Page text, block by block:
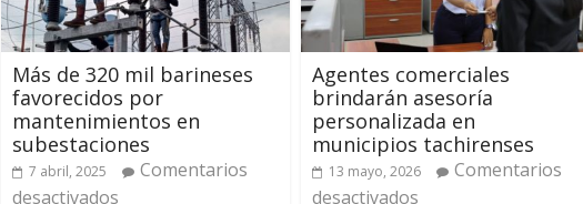
Más de 320 mil barineses
favorecidos por
mantenimientos en
subestaciones
7 abril, 2025
Comentarios
desactivados
Agentes comerciales
brindarán asesoría
personalizada en
municipios tachirenses
13 mayo, 2026
Comentarios
desactivados